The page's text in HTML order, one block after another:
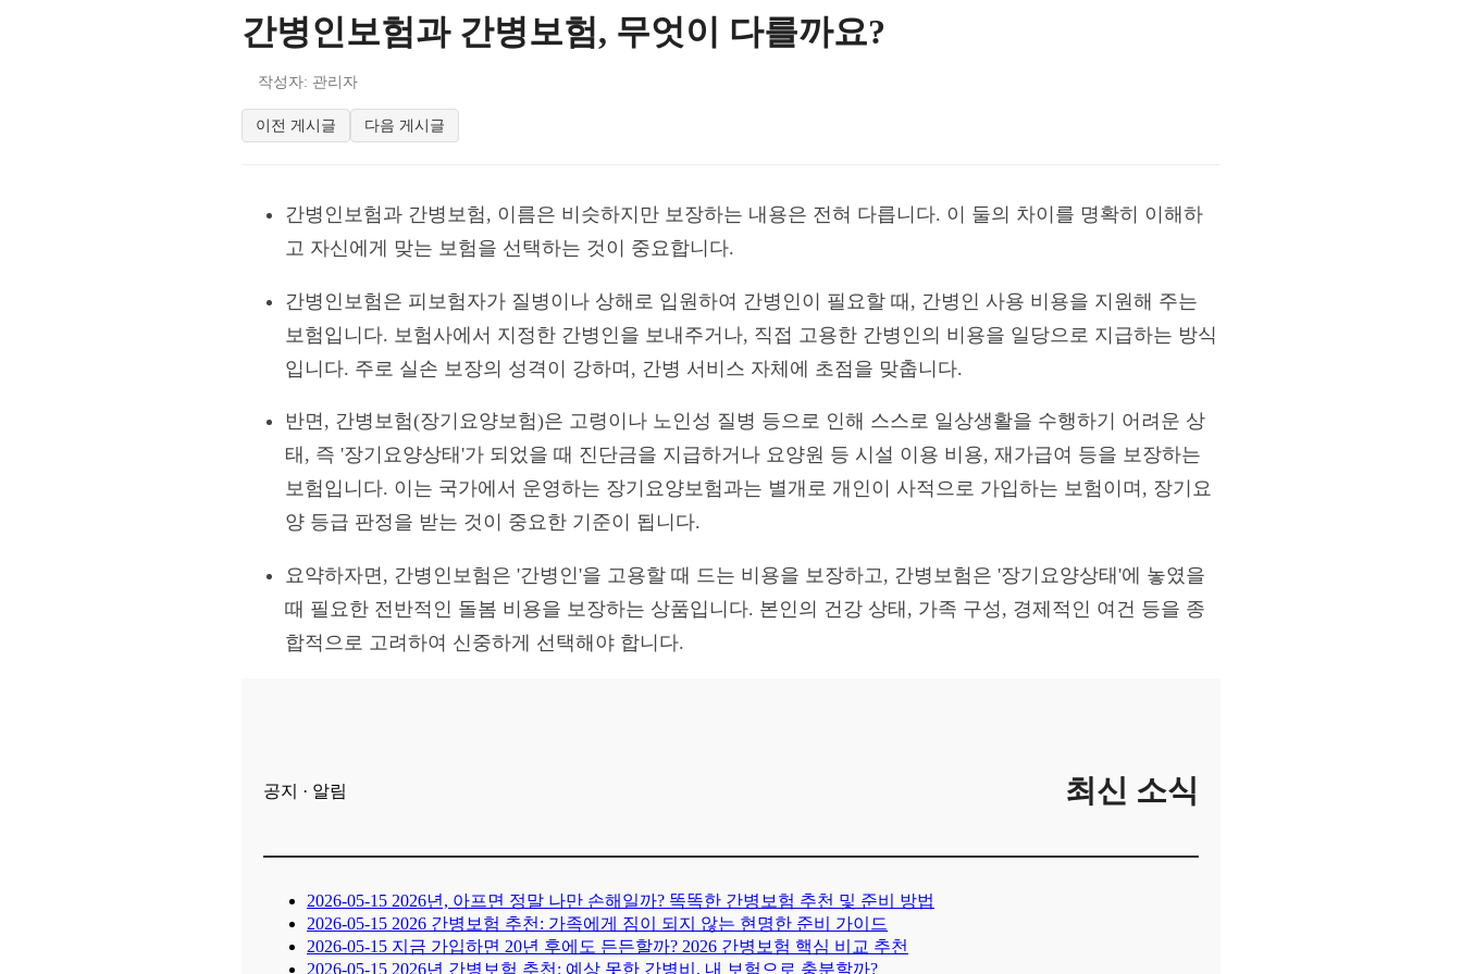
간병인보험과 간병보험, 무엇이 다를까요?
작성자: 관리자
이전 게시글 다음 게시글
간병인보험과 간병보험, 이름은 비슷하지만 보장하는 내용은 전혀 다릅니다. 이 둘의 차이를 명확히 이해하
고 자신에게 맞는 보험을 선택하는 것이 중요합니다.
간병인보험은 피보험자가 질병이나 상해로 입원하여 간병인이 필요할 때, 간병인 사용 비용을 지원해 주는
보험입니다. 보험사에서 지정한 간병인을 보내주거나, 직접 고용한 간병인의 비용을 일당으로 지급하는 방식
입니다. 주로 실손 보장의 성격이 강하며, 간병 서비스 자체에 초점을 맞춥니다.
반면, 간병보험(장기요양보험)은 고령이나 노인성 질병 등으로 인해 스스로 일상생활을 수행하기 어려운 상
태, 즉 '장기요양상태'가 되었을 때 진단금을 지급하거나 요양원 등 시설 이용 비용, 재가급여 등을 보장하는
보험입니다. 이는 국가에서 운영하는 장기요양보험과는 별개로 개인이 사적으로 가입하는 보험이며, 장기요
양 등급 판정을 받는 것이 중요한 기준이 됩니다.
요약하자면, 간병인보험은 '간병인'을 고용할 때 드는 비용을 보장하고, 간병보험은 '장기요양상태'에 놓였을
때 필요한 전반적인 돌봄 비용을 보장하는 상품입니다. 본인의 건강 상태, 가족 구성, 경제적인 여건 등을 종
합적으로 고려하여 신중하게 선택해야 합니다.
공지 · 알림 최신 소식
2026-05-15 2026년, 아프면 정말 나만 손해일까? 똑똑한 간병보험 추천 및 준비 방법
2026-05-15 2026 간병보험 추천: 가족에게 짐이 되지 않는 현명한 준비 가이드
2026-05-15 지금 가입하면 20년 후에도 든든할까? 2026 간병보험 핵심 비교 추천
2026-05-15 2026년 간병보험 추천: 예상 못한 간병비, 내 보험으로 충분할까?